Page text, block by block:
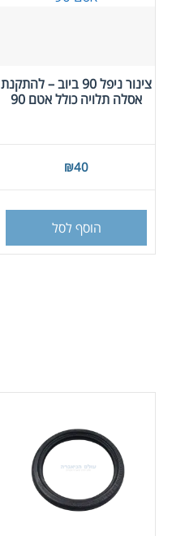
צינור ניפל 90 ביוב – להתקנת
אסלה תלויה כולל אטם 90
₪40
הוסף לסל